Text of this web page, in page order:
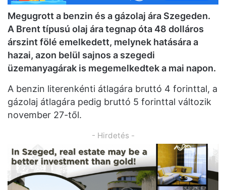
Megugrott a benzin és a gázolaj ára Szegeden.
A Brent típusú olaj ára tegnap óta 48 dolláros
árszint fölé emelkedett, melynek hatására a
hazai, azon belül sajnos a szegedi
üzemanyagárak is megemelkedtek a mai napon.
A benzin literenkénti átlagára bruttó 4 forinttal, a
gázolaj átlagára pedig bruttó 5 forinttal változik
november 27-től.
- Hirdetés -